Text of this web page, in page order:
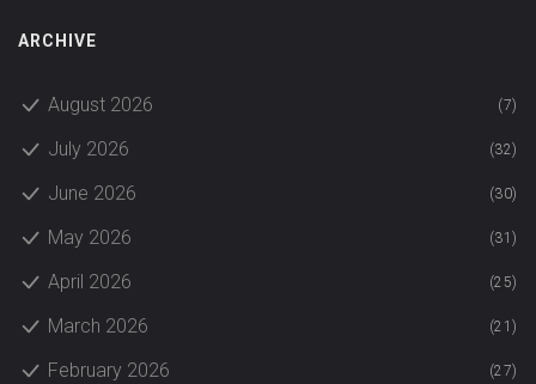
ARCHIVE
August 2026 (7)
July 2026 (32)
June 2026 (30)
May 2026 (31)
April 2026 (25)
March 2026 (21)
February 2026 (27)